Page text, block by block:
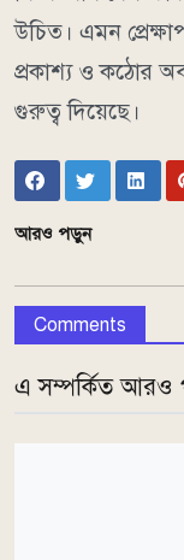
উচিত। এমন
প্রকাশ্য ও কঠোর
গুরুত্ব দিয়েছে।
আরও পড়ুন
Comments
এ সম্পর্কিত আরও